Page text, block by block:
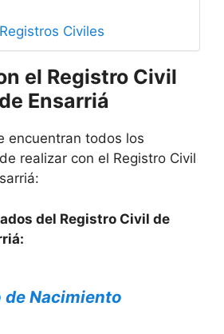
Civiles
el Registro Civil
Ensarriá
encuentran todos los
realizar con el Registro Civil
del Registro Civil de
Nacimiento